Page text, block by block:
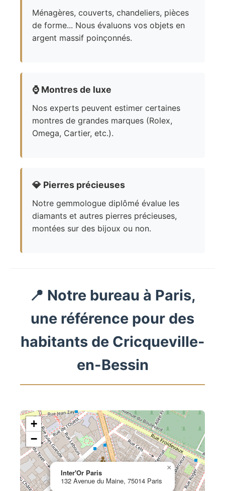
Ménagères, couverts, chandeliers, pièces
de forme... Nous évaluons vos objets en
argent massif poinçonnés.
⌚ Montres de luxe
Nos experts peuvent estimer certaines
montres de grandes marques (Rolex,
Omega, Cartier, etc.).
💎 Pierres précieuses
Notre gemmologue diplômé évalue les
diamants et autres pierres précieuses,
montées sur des bijoux ou non.
📍 Notre bureau à Paris,
une référence pour des
habitants de Cricqueville-
en-Bessin
Inter'Or Paris
132 Avenue du Maine, 75014 Paris
×
+
−